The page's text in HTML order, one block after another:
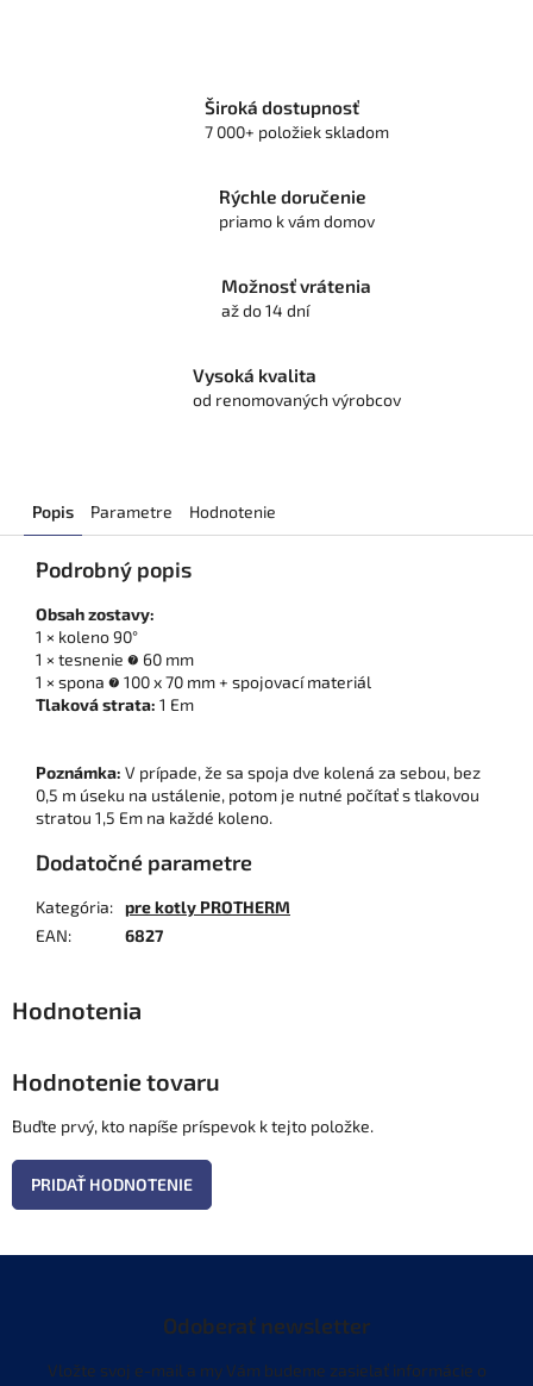
Široká dostupnosť
7 000+ položiek skladom
Rýchle doručenie
priamo k vám domov
Možnosť vrátenia
až do 14 dní
Vysoká kvalita
od renomovaných výrobcov
Popis Parametre Hodnotenie
Podrobný popis
Obsah zostavy:
1 × koleno 90°
1 × tesnenie ∅ 60 mm
1 × spona ∅ 100 x 70 mm + spojovací materiál
Tlaková strata: 1 Em
Poznámka: V prípade, že sa spoja dve kolená za sebou, bez
0,5 m úseku na ustálenie, potom je nutné počítať s tlakovou
stratou 1,5 Em na každé koleno.
Dodatočné parametre
Kategória: pre kotly PROTHERM
EAN: 6827
Hodnotenie tovaru
Buďte prvý, kto napíše príspevok k tejto položke.
PRIDAŤ HODNOTENIE
Odoberať newsletter
Vložte svoj e-mail a my Vám budeme zasielať informácie o